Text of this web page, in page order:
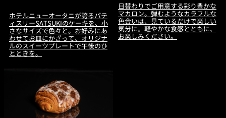
ホテルニューオータニが誇るパテ
ィスリーSATSUKIのケーキを、小
さなサイズで色々と。お好みにあ
わせてお皿にかざって、オリジナ
ルのスイーツプレートで午後のひ
とときを。
日替わりでご用意する彩り豊かな
マカロン。弾むようなカラフルな
色合いは、見ているだけで楽しい
気分に。軽やかな食感とともに、
お楽しみください。